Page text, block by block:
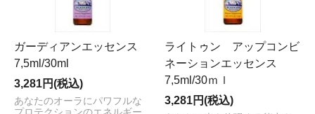
ガーディアンエッセンス
7,5ml/30ml
3,281円(税込)
あなたのオーラにパワフルな
ライトゥン アップコンビ
ネーションエッセンス
7,5ml/30ｍｌ
3,281円(税込)